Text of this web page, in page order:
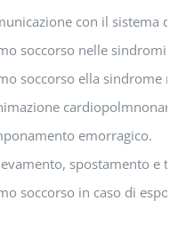
con il sistema di
soccorso nelle sindromi
soccorso ella sindrome
cardiopolmnonare.
emorragico.
spostamento e
soccorso in caso di